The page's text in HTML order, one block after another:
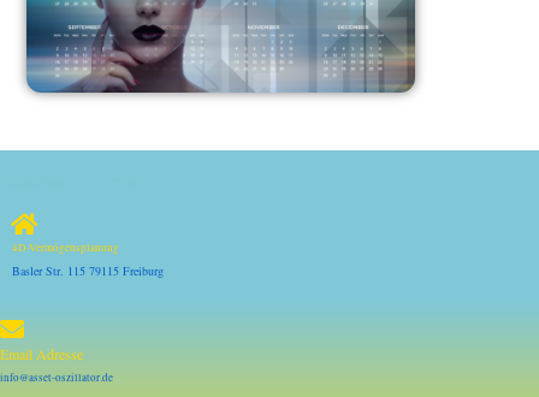
4D-Vermögensplanung
Basler Str. 115 79115 Freiburg
Email Adresse
info@asset-oszillator.de